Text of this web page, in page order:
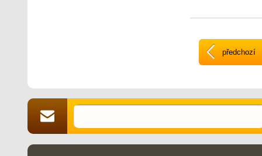
předchozí